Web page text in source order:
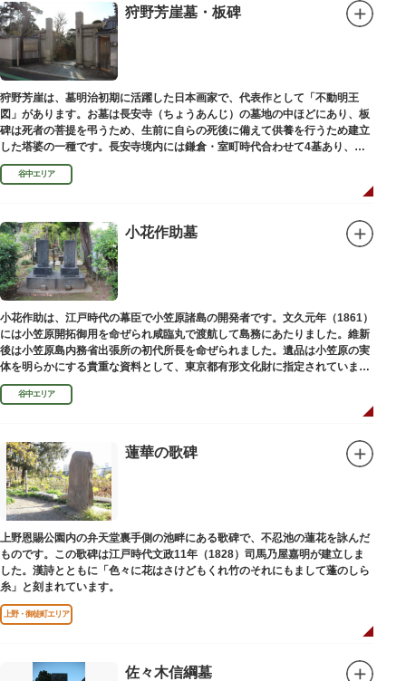
狩野芳崖墓・板碑
狩野芳崖は、墓明治初期に活躍した日本画家で、代表作として「不動明王
図」があります。お墓は長安寺（ちょうあんじ）の墓地の中ほどにあり、板
碑は死者の菩提を弔うため、生前に自らの死後に備えて供養を行うため建立
した塔婆の一種です。長安寺境内には鎌倉・室町時代合わせて4基あり、
「長安寺板碑」として台東区の有形文化財に指定されています。
谷中エリア
小花作助墓
小花作助は、江戸時代の幕臣で小笠原諸島の開発者です。文久元年（1861）
には小笠原開拓御用を命ぜられ咸臨丸で渡航して島務にあたりました。維新
後は小笠原島内務省出張所の初代所長を命ぜられました。遺品は小笠原の実
体を明らかにする貴重な資料として、東京都有形文化財に指定されていま
す。お墓は谷中霊園にあります。
谷中エリア
蓮華の歌碑
上野恩賜公園内の弁天堂裏手側の池畔にある歌碑で、不忍池の蓮花を詠んだ
ものです。この歌碑は江戸時代文政11年（1828）司馬乃屋嘉明が建立しま
した。漢詩とともに「色々に花はさけどもくれ竹のそれにもまして蓬のしら
糸」と刻まれています。
上野・御徒町エリア
佐々木信綱墓